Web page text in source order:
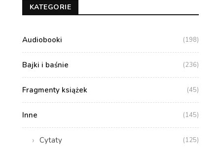
KATEGORIE
Audiobooki (198)
Bajki i baśnie (236)
Fragmenty książek (45)
Inne (145)
Cytaty (125)